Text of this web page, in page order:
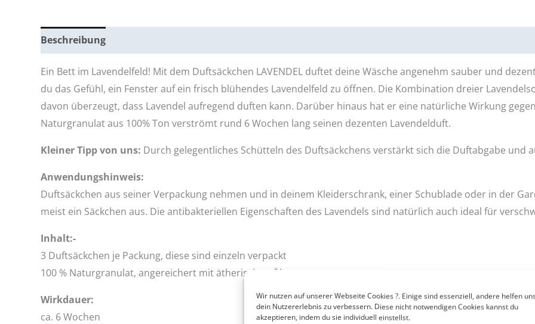
Wir nutzen auf unserer Webseite Cookies ?. Einige sind essenziell, andere helfen
dein Nutzererlebnis zu verbessern. Diese nicht notwendigen Cookies kannst du
akzeptieren, indem du sie individuell einstellst.
Beschreibung
Ein Bett im Lavendelfeld! Mit dem Duftsäckchen LAVENDEL duftet deine Wäsche angenehm sauber und
du das Gefühl, ein Fenster auf ein frisch blühendes Lavendelfeld zu öffnen. Die Kombination dreier
davon überzeugt, dass Lavendel aufregend duften kann. Darüber hinaus hat er eine natürliche Wirkung
Naturgranulat aus 100% Ton verströmt rund 6 Wochen lang seinen dezenten Lavendelduft.
Kleiner Tipp von uns: Durch gelegentliches Schütteln des Duftsäckchens verstärkt sich die Duftabgabe und
Anwendungshinweis:
Duftsäckchen aus seiner Verpackung nehmen und in deinem Kleiderschrank, einer Schublade oder in der
meist ein Säckchen aus. Die antibakteriellen Eigenschaften des Lavendels sind natürlich auch ideal für
Inhalt:-
3 Duftsäckchen je Packung, diese sind einzeln verpackt
100 % Naturgranulat, angereichert mit ätherischen Ölen
Wirkdauer:
ca. 6 Wochen